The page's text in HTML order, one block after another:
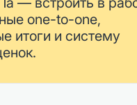
one-to-one,
итоги и систему